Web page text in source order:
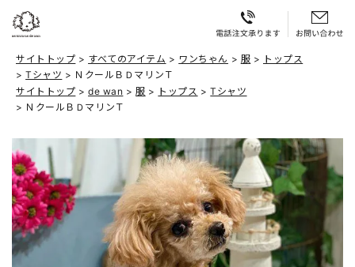
サイトトップ すべてのアイテム ワンちゃん 服
トップス
Tシャツ
ＮクールＢＤマリンＴ
サイトトップ
de wan 服 トップス
Tシャツ
ＮクールＢＤマリンＴ